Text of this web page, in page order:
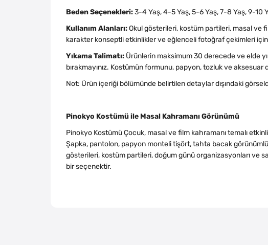
Beden Seçenekleri:3-4 Yaş, 4-5 Yaş, 5-6 Yaş, 7-8 Yaş, 9-10
Kullanım Alanları:Okul gösterileri, kostüm partileri, masal ve
karakter konseptli etkinlikler ve eğlenceli fotoğraf çekimleri
Yıkama Talimatı: Ürünlerin maksimum 30 derecede ve elde
bırakmayınız. Kostümün formunu, papyon, tozluk ve aksesuar
Not: Ürün içeriği bölümünde belirtilen detaylar dışındaki
Pinokyo Kostümü ile Masal Kahramanı Görünümü
Pinokyo Kostümü Çocuk, masal ve film kahramanı temalı
Şapka, pantolon, papyon monteli tişört, tahta bacak
gösterileri, kostüm partileri, doğum günü organizasyonları ve
bir seçenektir.